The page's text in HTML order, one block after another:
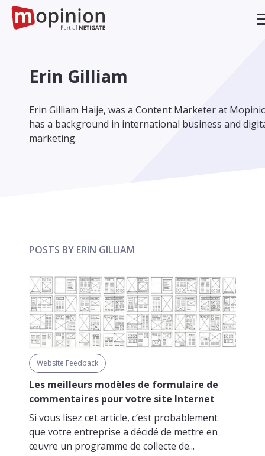
Erin Gilliam
Erin Gilliam Haije, was a Content Marketer at
has a background in international business and
marketing.
POSTS BY ERIN GILLIAM
Website Feedback
Les meilleurs modèles de formulaire de
commentaires pour votre site Internet
Si vous lisez cet article, c’est probablement
que votre entreprise a décidé de mettre en
œuvre un programme de collecte de...